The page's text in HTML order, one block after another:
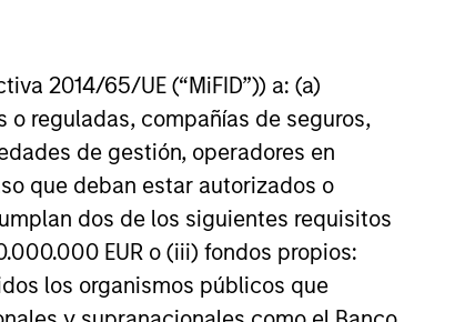
2014/65/UE (“MiFID”)) a: (a)
reguladas, compañías de seguros,
de gestión, operadores en
que deban estar autorizados o
dos de los siguientes requisitos
EUR o (iii) fondos propios:
los organismos públicos que
rhetoric coming from
exports to the United
record highs in 2025. But
and Ravi Jain point out, the
is shaped by more than
trade. Much of Mexico’s
depend on how
Sheinbaum’s new